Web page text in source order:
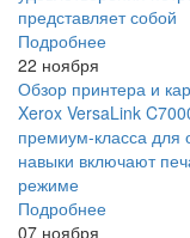
представляет собой
Подробнее
22 ноября
Обзор принтера и
Xerox VersaLink
премиум-класса для
навыки включают
режиме
Подробнее
07 ноября